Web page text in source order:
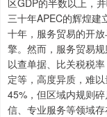
区GDP的半数以上，
三十年APEC的辉煌建
十年，服务贸易的开
擎。然而，服务贸易
以查单据、比关税税
定等，高度异质，难
45%，但区域内规则
信、专业服务等领域存